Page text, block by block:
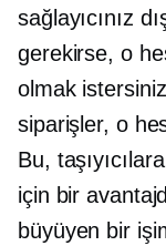
sağlayıcınız
gerekirse, o
olmak
siparişler, o
Bu,
için bir
büyüyen bir